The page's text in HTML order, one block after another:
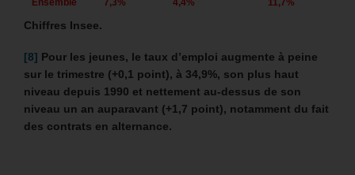
Ensemble 7,3% 4,4% 11,7%
Chiffres Insee.
[8] Pour les jeunes, le taux d’emploi augmente à peine
sur le trimestre (+0,1 point), à 34,9%, son plus haut
niveau depuis 1990 et nettement au-dessus de son
niveau un an auparavant (+1,7 point), notamment du fait
des contrats en alternance.